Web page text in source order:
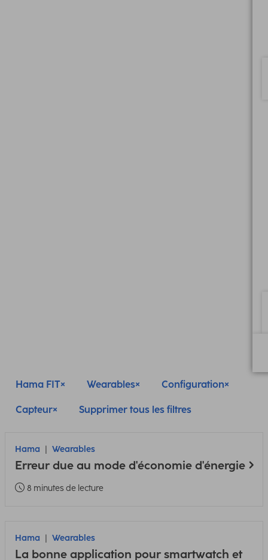
Hama FIT Wearables Configuration
Capteur Supprimer tous les filtres
Hama Wearables
Erreur due au mode d'économie d'énergie
8 minutes de lecture
Hama Wearables
La bonne application pour smartwatch et